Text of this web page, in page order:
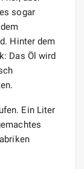
sogar
Hinter dem
Das Öl wird
Ein Liter